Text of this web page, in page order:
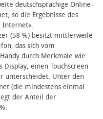
deutschsprachige Online-
so die Ergebnisse des
Internet«.
(58 %) besitzt mittlerweile
das sich vom
durch Merkmale wie
Display, einen Touchscreen
unterscheidet. Unter den
(die mindestens einmal
der Anteil der